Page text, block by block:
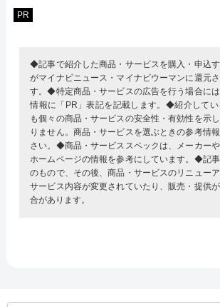
PR
◆記事で紹介した商品・サービスを購入・申込
がマイナビニュース・マイナビウーマンに還元
す。◆特定商品・サービスの広告を行う場合に
情報に「PR」表記を記載します。◆紹介してい
も個々の商品・サービスの安全性・有効性を示
りません。商品・サービスを選ぶときの参考情
さい。◆商品・サービススペックは、メーカー
ホームページの情報を参考にしています。◆記
のもので、その後、商品・サービスのリニュー
サービス内容が変更されていたり、販売・提供
合があります。